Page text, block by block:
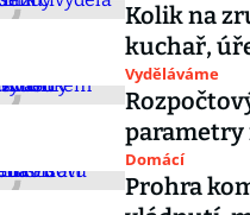
Kolik na
kuchař,
Vyděláváme
parametry
Domácí
Prohra